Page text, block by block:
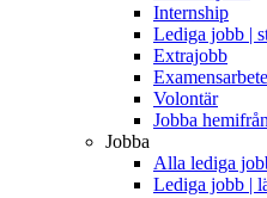
Internship
Lediga jobb |
Extrajobb
Examensarbete
Volontär
Jobba hemifrån
Jobba
Alla lediga
Lediga jobb |